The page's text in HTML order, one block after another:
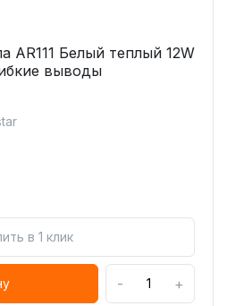
AR111 Белый теплый 12W
выводы
в 1 клик
- +